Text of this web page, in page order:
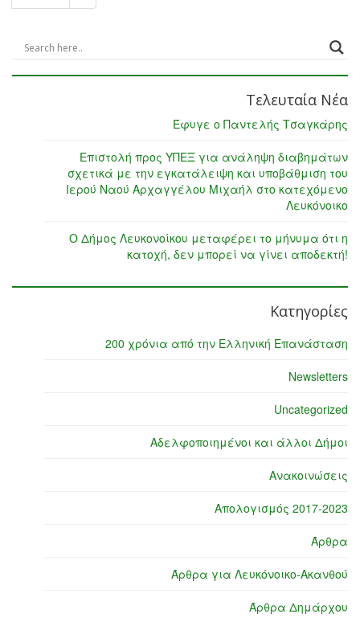
Τελευταία Νέα
Έφυγε ο Παντελής Τσαγκάρης
Επιστολή προς ΥΠΕΞ για ανάληψη διαβημάτων
σχετικά με την εγκατάλειψη και υποβάθμιση του
Ιερού Ναού Αρχαγγέλου Μιχαήλ στο κατεχόμενο
Λευκόνοικο
Ο Δήμος Λευκονοίκου μεταφέρει το μήνυμα ότι η
κατοχή, δεν μπορεί να γίνει αποδεκτή!
Κατηγορίες
200 χρόνια από την Ελληνική Επανάσταση
Newsletters
Uncategorized
Αδελφοποιημένοι και άλλοι Δήμοι
Ανακοινώσεις
Απολογισμός 2017-2023
Άρθρα
Άρθρα για Λευκόνοικο-Ακανθού
Άρθρα Δημάρχου